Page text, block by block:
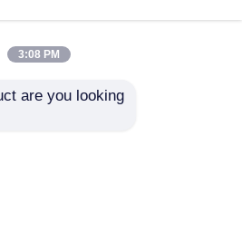
3:08 PM
are you looking